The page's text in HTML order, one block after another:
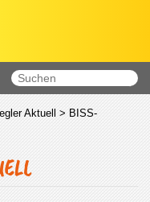
Aktuell
> BISS-